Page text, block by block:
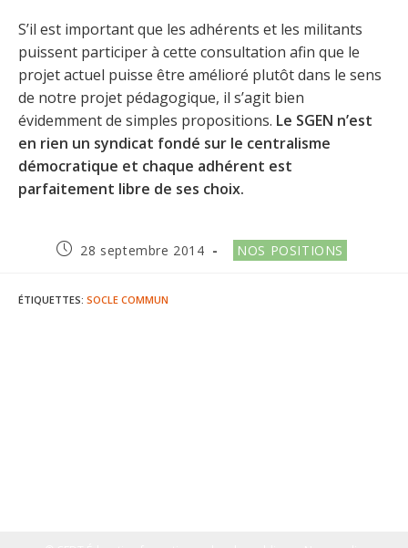
S’il est important que les adhérents et les militants
puissent participer à cette consultation afin que le
projet actuel puisse être amélioré plutôt dans le sens
de notre projet pédagogique, il s’agit bien
évidemment de simples propositions. Le SGEN n’est
en rien un syndicat fondé sur le centralisme
démocratique et chaque adhérent est
parfaitement libre de ses choix.
Publication
28 septembre 2014
Post
category:
NOS POSITIONS
ÉTIQUETTES: SOCLE COMMUN